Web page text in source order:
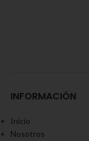
INFORMACIÓN
Inicio
Nosotros